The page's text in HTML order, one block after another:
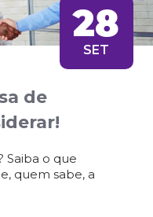
28
SET
de
Saiba o que
quem sabe, a